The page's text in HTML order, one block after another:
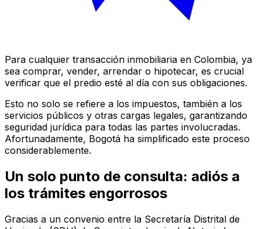
Para cualquier transacción inmobiliaria en Colombia, ya
sea comprar, vender, arrendar o hipotecar, es crucial
verificar que el predio esté al día con sus obligaciones.
Esto no solo se refiere a los impuestos, también a los
servicios públicos y otras cargas legales, garantizando
seguridad jurídica para todas las partes involucradas.
Afortunadamente, Bogotá ha simplificado este proceso
considerablemente.
Un solo punto de consulta: adiós a
los trámites engorrosos
Gracias a un convenio entre la Secretaría Distrital de